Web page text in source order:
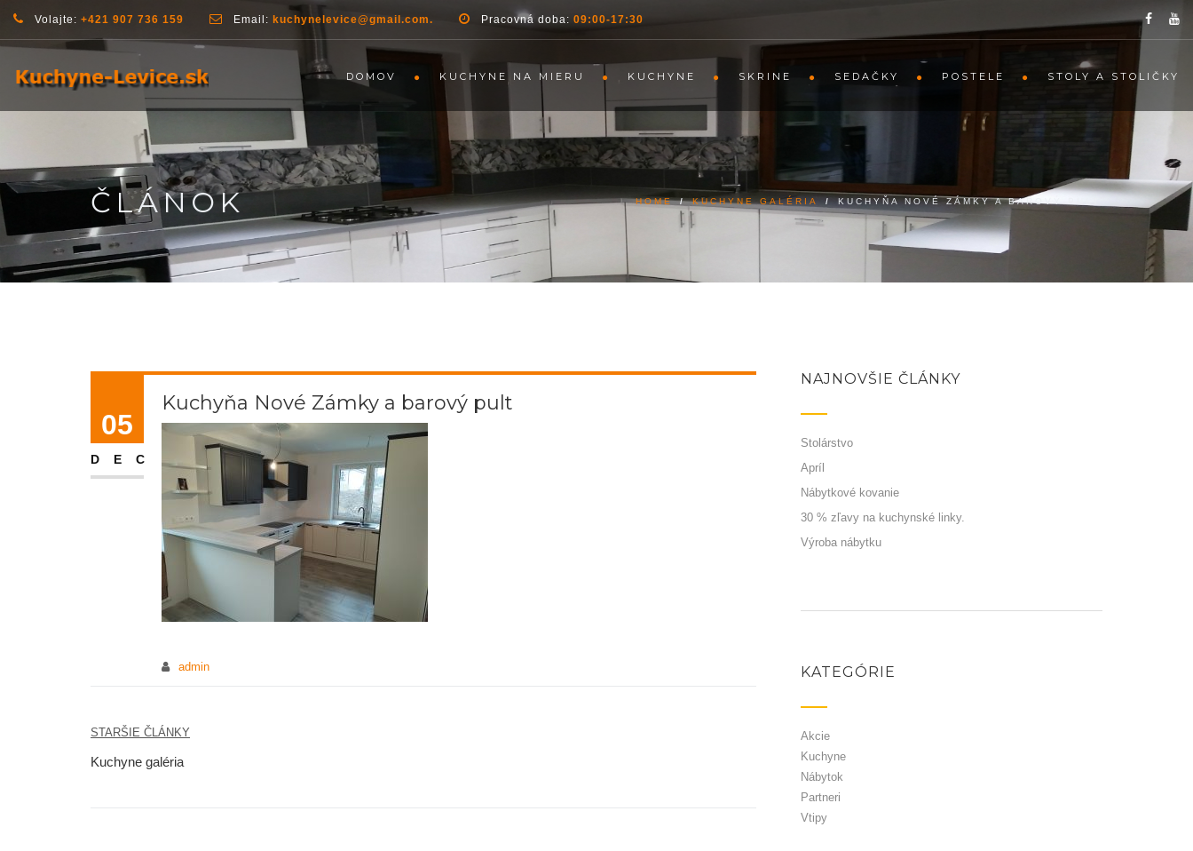
Volajte: +421 907 736 159 Email: kuchynelevice@gmail.com. Pracovná doba: 09:00-17:30
DOMOV KUCHYNE NA MIERU KUCHYNE SKRINE SEDAČKY POSTELE STOLY A STOLIČKY
ČLÁNOK HOME / KUCHYNE GALÉRIA / KUCHYŇA NOVÉ ZÁMKY A BAROVÝ PULT
05
DEC
Kuchyňa Nové Zámky a barový pult
admin
Navigácia
STARŠIE ČLÁNKY
Kuchyne galéria
NAJNOVŠIE ČLÁNKY
Stolárstvo
Apríl
Nábytkové kovanie
30 % zľavy na kuchynské linky.
Výroba nábytku
KATEGÓRIE
Akcie
Kuchyne
Nábytok
Partneri
Vtipy